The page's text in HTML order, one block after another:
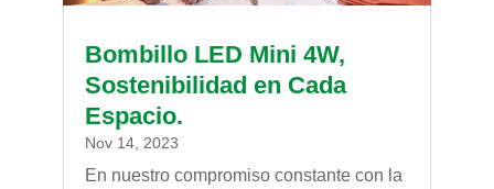
Bombillo LED Mini 4W,
Sostenibilidad en Cada
Espacio.
Nov 14, 2023
En nuestro compromiso constante con la